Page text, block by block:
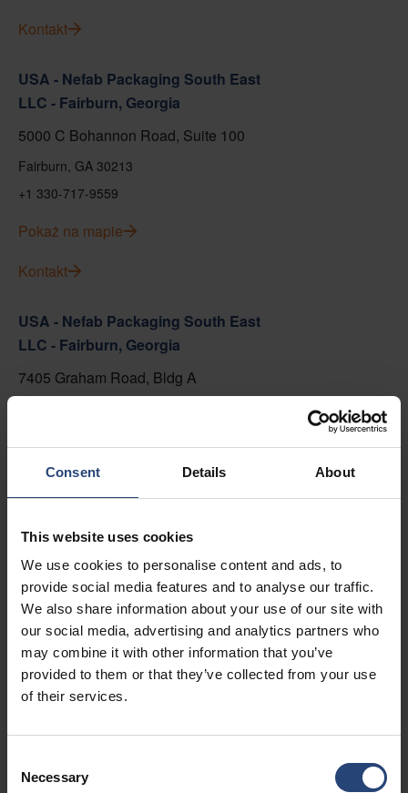
Consent Details About
This website uses cookies
We use cookies to personalise content and ads, to
provide social media features and to analyse our traffic.
We also share information about your use of our site with
our social media, advertising and analytics partners who
may combine it with other information that you’ve
provided to them or that they’ve collected from your use
of their services.
Selection
Necessary
Kontakt
USA - Nefab Packaging South East
LLC - Fairburn, Georgia
5000 C Bohannon Road, Suite 100
Fairburn, GA 30213
+1 330-717-9559
Pokaż na mapie
Kontakt
USA - Nefab Packaging South East
LLC - Fairburn, Georgia
7405 Graham Road, Bldg A
Pokaż na mapie
USA - Nefab Packaging North LLC -
Illinois
1539 Hunter Rd
Hanover Park, IL 60133
+1 630-451-5345 x50103